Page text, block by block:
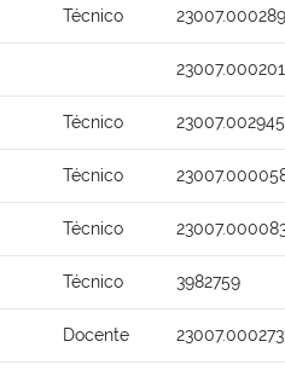
Técnico
Técnico
Técnico
Técnico
Técnico 3982759
Docente